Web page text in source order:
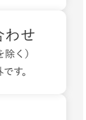
わせ
く）
す。